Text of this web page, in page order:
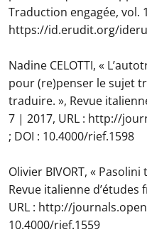
Traduction engagée, vol.
https://id.erudit.org/
Nadine CELOTTI, «
pour (re)penser le sujet
traduire. », Revue
7 | 2017, URL : http://
; DOI : 10.4000/rief.1598
Olivier BIVORT, «
Revue italienne
URL : http://
10.4000/rief.1559